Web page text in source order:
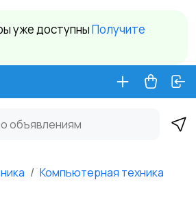
уже доступныПолучите
Компьютерная техника